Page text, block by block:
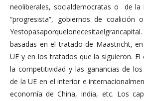
neoliberales, socialdemocratas o de la
“progresista”, gobiernos de coalición
basadas en el tratado de Maastricht,
UE y en los tratados que la siguieron.
la competitividad y las ganancias de
de la UE en el interior e
economía de China, India, etc. Los